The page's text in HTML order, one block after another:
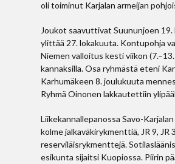
oli toiminut Karjalan armeijan
Joukot saavuttivat Suununjoen
ylittää 27. lokakuuta. Kontupohja
Niemen valloitus kesti viikon
kannaksilla. Osa ryhmästä eteni
Karhumäkeen 8. joulukuuta
Ryhmä Oinonen lakkautettiin
Liikekannallepanossa Savo-
kolme jalkaväkirykmenttiä, JR 9,
reserviläisrykmenttejä.
esikunta sijaitsi Kuopiossa. Piirin